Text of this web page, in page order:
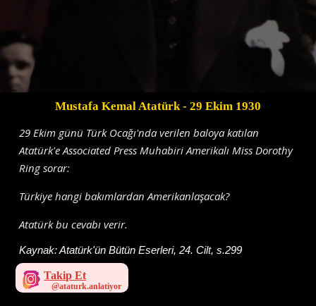
Mustafa Kemal Atatürk- 29 Ekim 1930
29 Ekim günü Türk Ocağı'nda verilen baloya katılan
Atatürk'e Associated Press Muhabiri Amerikalı Miss Dorothy
Ring sorar:
Türkiye hangi bakımlardan Amerikanlaşacak?
Atatürk bu cevabı verir.
Kaynak:Atatürk'ün Bütün Eserleri, 24. Cilt, s.299
Takip Et